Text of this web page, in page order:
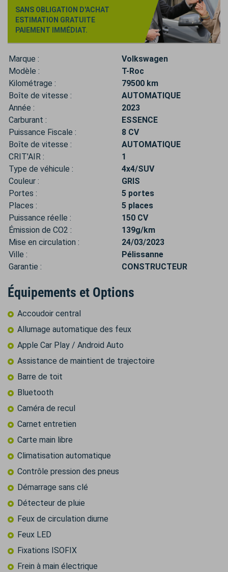
SANS OBLIGATION D'ACHAT
ESTIMATION GRATUITE
PAIEMENT IMMÉDIAT.
Marque :
Volkswagen
Modèle :
T-Roc
Kilométrage :
79500 km
Boîte de vitesse :
AUTOMATIQUE
Année :
2023
Carburant :
ESSENCE
Puissance Fiscale :
8 CV
Boîte de vitesse :
AUTOMATIQUE
CRIT'AIR :
1
Type de véhicule :
4x4/SUV
Couleur :
GRIS
Portes :
5 portes
Places :
5 places
Puissance réelle :
150 CV
Émission de CO2 :
139g/km
Mise en circulation :
24/03/2023
Ville :
Pélissanne
Garantie :
CONSTRUCTEUR
Équipements et Options
Accoudoir central
Allumage automatique des feux
Apple Car Play / Android Auto
Assistance de maintient de trajectoire
Barre de toit
Bluetooth
Caméra de recul
Carnet entretien
Carte main libre
Climatisation automatique
Contrôle pression des pneus
Démarrage sans clé
Détecteur de pluie
Feux de circulation diurne
Feux LED
Fixations ISOFIX
Frein à main électrique